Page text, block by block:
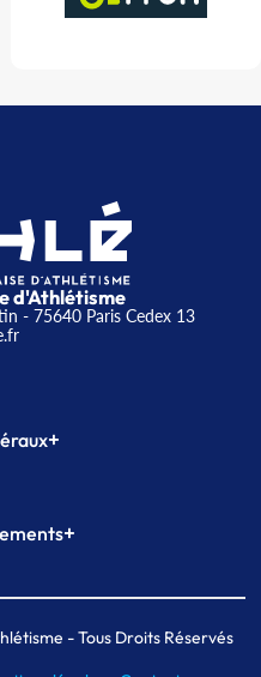
d'Athlétisme
- 75640 Paris Cedex 13
+
+
indoor
de Paris- Tous Droits Réservés